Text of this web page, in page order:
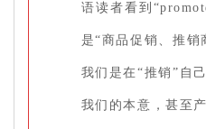
语读者看到
是“商品促销、推销
我们是在“推销”自
我们的本意，甚至